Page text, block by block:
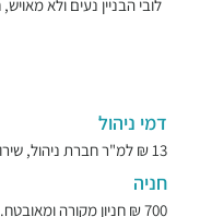
לובי הבניין נעים ולא
דמי ניהול
13 ₪ למ"ר חברת ניהול, שירותים מלאים.
חניה
700 ₪ חניון מקורה ומאובטח.